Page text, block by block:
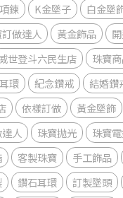
鍊 K金墜子 白金墜
做達人 黃金飾品
世登斗六民生店 珠寶
環 紀念鑽戒
結婚鑽
依樣訂做 黃金墜飾
人 珠寶拋光 珠寶
客製珠寶 手工飾品
鑽石耳環 訂製墜頭